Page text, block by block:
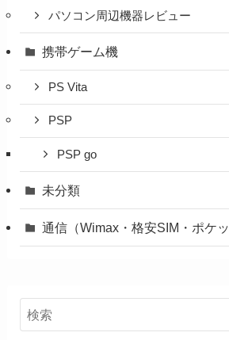
パソコン周辺機器レビュー
携帯ゲーム機
PS Vita
PSP
PSP go
未分類
通信（Wimax・格安SIM・ポケッ